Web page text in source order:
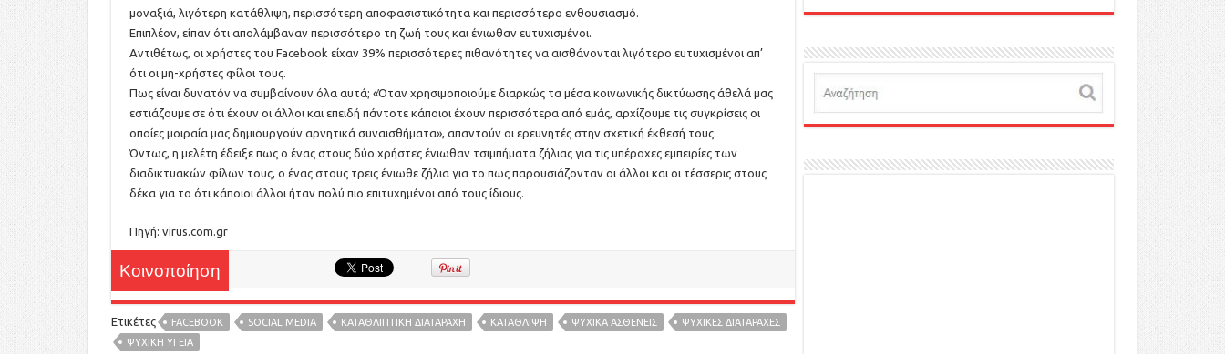
μοναξιά, λιγότερη κατάθλιψη, περισσότερη αποφασιστικότητα και περισσότερο ενθουσιασμό.
Επιπλέον, είπαν ότι απολάμβαναν περισσότερο τη ζωή τους και ένιωθαν ευτυχισμένοι.
Αντιθέτως, οι χρήστες του Facebook είχαν 39% περισσότερες πιθανότητες να αισθάνονται λιγότερο ευτυχισμένοι απ’
ότι οι μη-χρήστες φίλοι τους.
Πως είναι δυνατόν να συμβαίνουν όλα αυτά; «Όταν χρησιμοποιούμε διαρκώς τα μέσα κοινωνικής δικτύωσης άθελά μας
εστιάζουμε σε ότι έχουν οι άλλοι και επειδή πάντοτε κάποιοι έχουν περισσότερα από εμάς, αρχίζουμε τις συγκρίσεις οι
οποίες μοιραία μας δημιουργούν αρνητικά συναισθήματα», απαντούν οι ερευνητές στην σχετική έκθεσή τους.
Όντως, η μελέτη έδειξε πως ο ένας στους δύο χρήστες ένιωθαν τσιμπήματα ζήλιας για τις υπέροχες εμπειρίες των
διαδικτυακών φίλων τους, ο ένας στους τρεις ένιωθε ζήλια για το πως παρουσιάζονταν οι άλλοι και οι τέσσερις στους
δέκα για το ότι κάποιοι άλλοι ήταν πολύ πιο επιτυχημένοι από τους ίδιους.
Πηγή: virus.com.gr
Κοινοποίηση
Ετικέτες FACEBOOK SOCIAL MEDIA ΚΑΤΑΘΛΙΠΤΙΚΉ ΔΙΑΤΑΡΑΧΉ ΚΑΤΑΘΛΙΨΗ ΨΥΧΙΚΑ ΑΣΘΕΝΕΙΣ
ΨΥΧΙΚΈΣ ΔΙΑΤΑΡΑΧΈΣ
ΨΥΧΙΚΗ ΥΓΕΙΑ